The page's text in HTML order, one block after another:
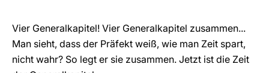
Vier Generalkapitel! Vier Generalkapitel zusammen...
Man sieht, dass der Präfekt weiß, wie man Zeit spart,
nicht wahr? So legt er sie zusammen. Jetzt ist die Zeit